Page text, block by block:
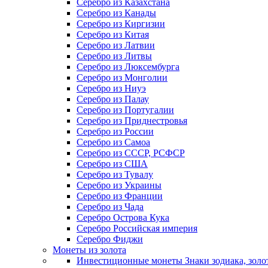
Серебро из Казахстана
Серебро из Канады
Серебро из Киргизии
Серебро из Китая
Серебро из Латвии
Серебро из Литвы
Серебро из Люксембурга
Серебро из Монголии
Серебро из Ниуэ
Серебро из Палау
Серебро из Португалии
Серебро из Приднестровья
Серебро из России
Серебро из Самоа
Серебро из СССР, РСФСР
Серебро из США
Серебро из Тувалу
Серебро из Украины
Серебро из Франции
Серебро из Чада
Серебро Острова Кука
Серебро Российская империя
Серебро Фиджи
Монеты из золота
Инвестиционные монеты Знаки зодиака,